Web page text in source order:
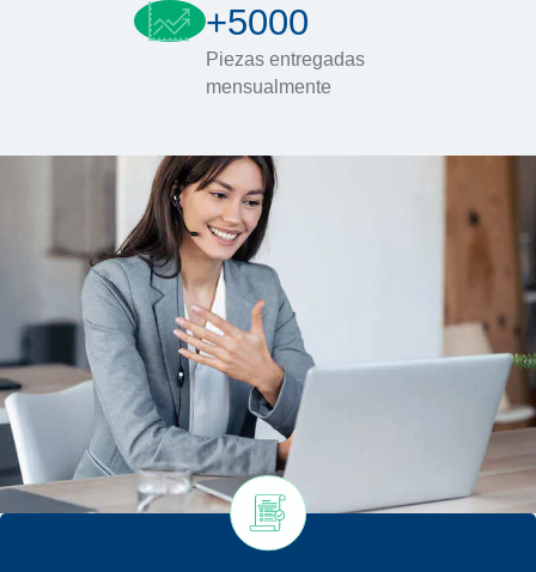
+5000
Piezas entregadas
mensualmente